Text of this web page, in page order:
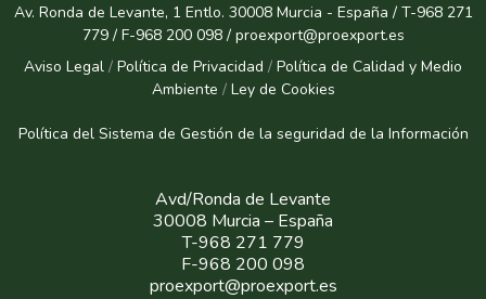
Av. Ronda de Levante, 1 Entlo. 30008 Murcia - España / T-968 271
779 / F-968 200 098 / proexport@proexport.es
Aviso Legal / Política de Privacidad / Política de Calidad y Medio
Ambiente / Ley de Cookies
Política del Sistema de Gestión de la seguridad de la Información
Avd/Ronda de Levante
30008 Murcia – España
T-968 271 779
F-968 200 098
proexport@proexport.es